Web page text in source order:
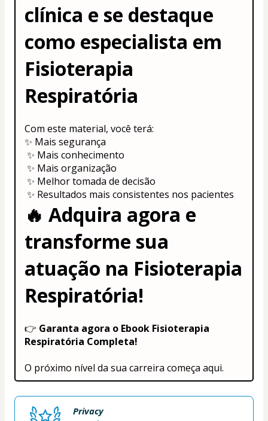
clínica e se destaque
como especialista em
Fisioterapia
Respiratória
Com este material, você terá:
✨ Mais segurança
✨ Mais conhecimento
✨ Mais organização
✨ Melhor tomada de decisão
✨ Resultados mais consistentes nos pacientes
🔥 Adquira agora e
transforme sua
atuação na Fisioterapia
Respiratória!
👉 Garanta agora o Ebook Fisioterapia
Respiratória Completa!
O próximo nível da sua carreira começa aqui.
Privacy